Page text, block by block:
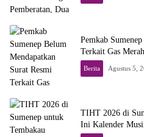
Pemkab
Terkait Gas
Berita Agustus 5,
TIHT 2026 di
Ini Kalender